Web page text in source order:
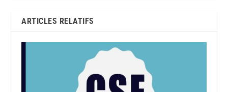
ARTICLES RELATIFS